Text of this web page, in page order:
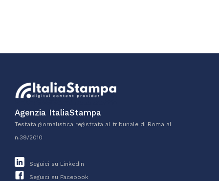
Agenzia ItaliaStampa
Testata giornalistica registrata al tribunale di Roma al
n.39/2010
Seguici su Linkedin
Seguici su Facebook